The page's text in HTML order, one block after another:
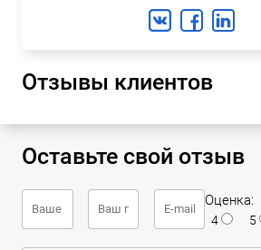
Отзывы клиентов
Оставьте свой отзыв
Оценка:
4
5